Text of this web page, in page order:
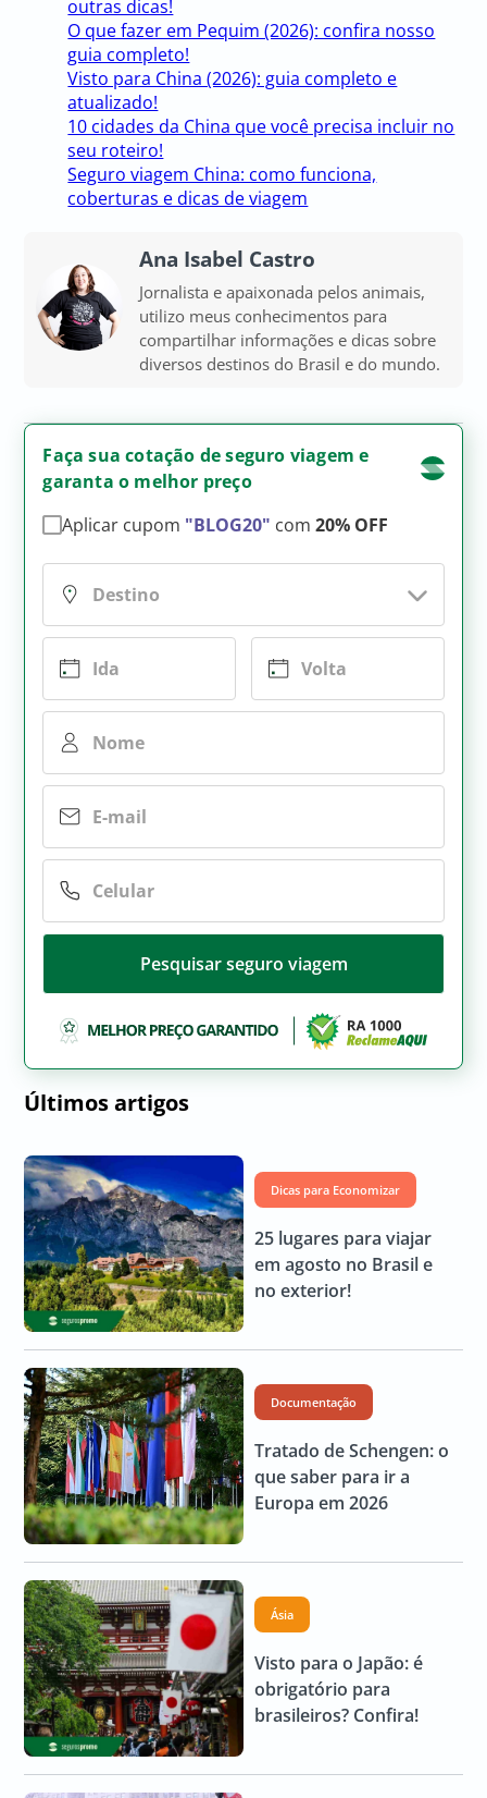
outras dicas!
O que fazer em Pequim (2026): confira nosso
guia completo!
Visto para China (2026): guia completo e
atualizado!
10 cidades da China que você precisa incluir no
seu roteiro!
Seguro viagem China: como funciona,
coberturas e dicas de viagem
Ana Isabel Castro
Jornalista e apaixonada pelos animais,
utilizo meus conhecimentos para
compartilhar informações e dicas sobre
diversos destinos do Brasil e do mundo.
Faça sua cotação de seguro viagem e
garanta o melhor preço
Aplicar cupom "BLOG20" com20% OFF
Pesquisar seguro viagem
Últimos artigos
Dicas para Economizar
25 lugares para viajar
em agosto no Brasil e
no exterior!
Documentação
Tratado de Schengen: o
que saber para ir a
Europa em 2026
Ásia
Visto para o Japão: é
obrigatório para
brasileiros? Confira!